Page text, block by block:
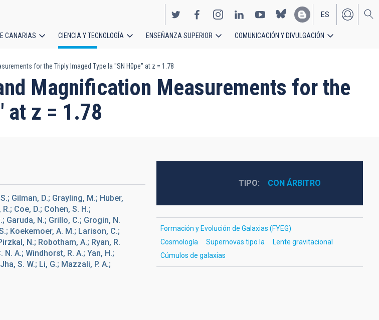
EN
ES
CANARIAS CIENCIA Y TECNOLOGÍA ENSEÑANZA SUPERIOR COMUNICACIÓN Y DIVULGACIÓN
for the Triply Imaged Type Ia "SN H0pe" at z = 1.78
Magnification Measurements for the
at z = 1.78
Gilman, D.; Grayling, M.; Huber,
Coe, D.; Cohen, S. H.;
Garuda, N.; Grillo, C.; Grogin, N.
Koekemoer, A. M.; Larison, C.;
N.; Robotham, A.; Ryan, R.
A.; Windhorst, R. A.; Yan, H.;
S. W.; Li, G.; Mazzali, P. A.;
TIPO CON ÁRBITRO
Formación y Evolución de Galaxias (FYEG)
Cosmología
Supernovas tipo Ia
Lente gravitacional
Cúmulos de galaxias